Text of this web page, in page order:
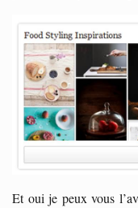
Et oui je peux vous